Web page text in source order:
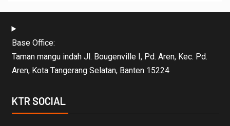
Base Office:
Taman mangu indah Jl. Bougenville I, Pd. Aren, Kec. Pd.
Aren, Kota Tangerang Selatan, Banten 15224
KTR SOCIAL